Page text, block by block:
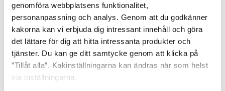
genomföra webbplatsens funktionalitet,
personanpassning och analys. Genom att du godkänner
kakorna kan vi erbjuda dig intressant innehåll och göra
det lättare för dig att hitta intressanta produkter och
tjänster. Du kan ge ditt samtycke genom att klicka på
”Tillåt alla”. Kakinställningarna kan ändras när som helst
via inställningarna.
RELATERADE PRODUKTER